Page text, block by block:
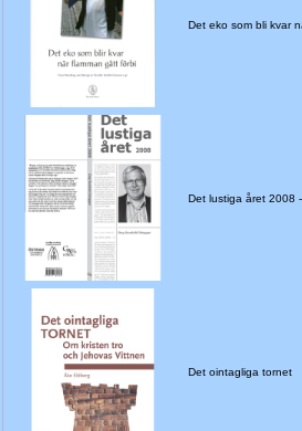
Det eko som bli kvar
Det lustiga året 2008
Det ointagliga tornet